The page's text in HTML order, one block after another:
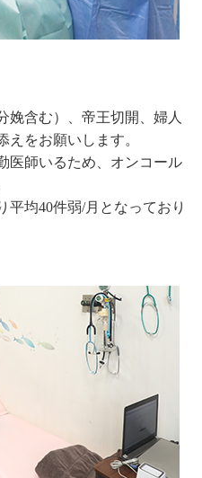
娩含む）、帝王切開、婦人
をお願いします。
医師いるため、オンコール
平均40件弱/月となっており